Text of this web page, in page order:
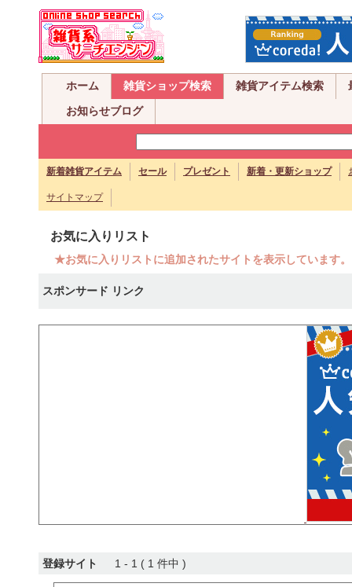
ホーム 雑貨ショップ検索 雑貨アイテム検索
お知らせブログ
新着雑貨アイテム セール プレゼント 新着・更新ショップ
サイトマップ
お気に入りリスト
★お気に入りリストに追加されたサイトを表示しています
スポンサード リンク
登録サイト 1 - 1 ( 1 件中 )